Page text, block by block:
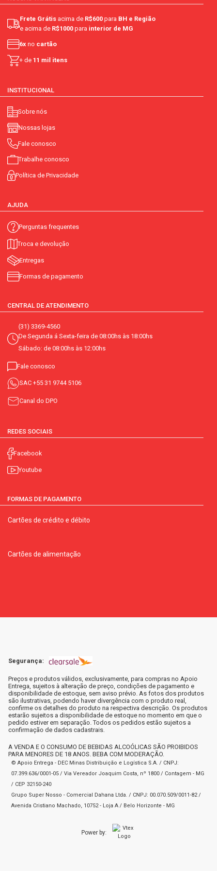
tipo:limpeza pesada
conservantes:contém
composição:
corretores de ph, sequestrante, opacificante, espessante,
fragrância e veículo. ingredientes ativos: linear alquil benzeno
sulfonato de sódio, lauril éter sulfato
Frete Grátis acima de R$600 para BH e Região
e acima de R$1000 para interior de MG
6x no cartão
+ de 11 mil itens
INSTITUCIONAL
Sobre nós
Nossas lojas
Fale conosco
Trabalhe conosco
Política de Privacidade
AJUDA
Perguntas frequentes
Troca e devolução
Entregas
Formas de pagamento
CENTRAL DE ATENDIMENTO
(31) 3369-4560
De Segunda á Sexta-feira de 08:00hs às 18:00hs
Sábado: de 08:00hs às 12:00hs
Fale conosco
SAC +55 31 9744 5106
Canal do DPO
REDES SOCIAIS
Facebook
Youtube
FORMAS DE PAGAMENTO
Cartões de crédito e débito
Cartões de alimentação
Segurança:
Preços e produtos válidos, exclusivamente, para compras no Apoio
Entrega, sujeitos à alteração de preço, condições de pagamento e
disponibilidade de estoque, sem aviso prévio. As fotos dos produtos
são ilustrativas, podendo haver divergência com o produto real,
confirme os detalhes do produto na respectiva descrição. Os produtos
estarão sujeitos a disponibilidade de estoque no momento em que o
pedido estiver em separação. Todos os pedidos estão sujeitos a
confirmação de dados cadastrais.
A VENDA E O CONSUMO DE BEBIDAS ALCOÓLICAS SÃO PROIBIDOS
PARA MENORES DE 18 ANOS. BEBA COM MODERAÇÃO.
© Apoio Entrega - DEC Minas Distribuição e Logística S.A. / CNPJ:
07.399.636/0001-05 / Via Vereador Joaquim Costa, nº 1800 / Contagem - MG
/ CEP 32150-240
Grupo Super Nosso - Comercial Dahana Ltda. / CNPJ: 00.070.509/0011-82 /
Avenida Cristiano Machado, 10752 - Loja A / Belo Horizonte - MG
Power by: